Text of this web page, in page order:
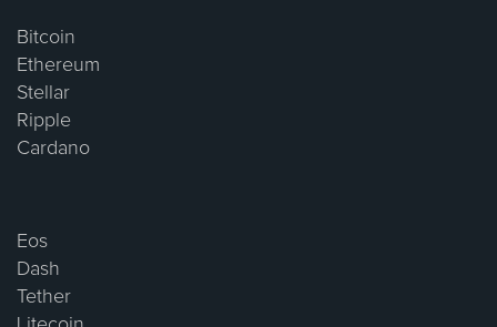
Bitcoin
Ethereum
Stellar
Ripple
Cardano
Eos
Dash
Tether